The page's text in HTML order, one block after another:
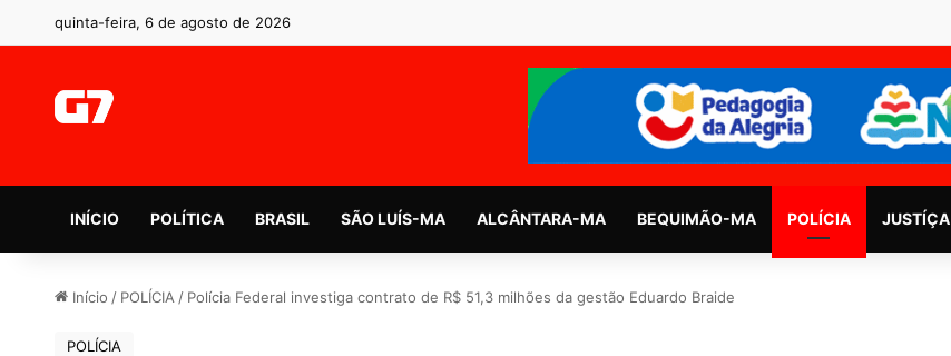
quinta-feira, 6 de agosto de 2026
INÍCIO POLÍTICA BRASIL SÃO LUÍS-MA ALCÂNTARA-MA BEQUIMÃO-MA POLÍCIA JUSTÍÇA
Início / POLÍCIA / Polícia Federal investiga contrato de R$ 51,3 milhões da gestão Eduardo Braide
POLÍCIA